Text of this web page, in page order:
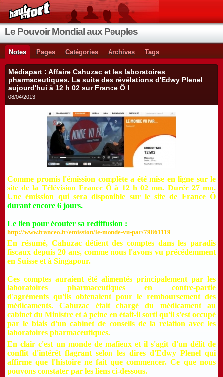
Le Pouvoir Mondial aux Peuples
Notes Pages Catégories Archives Tags
Médiapart : Affaire Cahuzac et les laboratoires
pharmaceutiques. La suite des révélations d'Edwy Plenel
aujourd'hui à 12 h 02 sur France Ô !
08/04/2013
Comme promis l'émission complète a été mise en ligne sur le
site de la Télévision France Ô à 12 h 02 mn. Durée 27 mn.
Une émission qui sera disponible sur le site de France Ô
durant encore 6 jours.
Le lien pour écouter sa rediffusion :
http://www.franceo.fr/emission/le-monde-vu-par/79861119
En résumé, Cahuzac détient des comptes dans les paradis
fiscaux depuis 20 ans, comme nous l'avons vu précédemment
en Suisse et à Singapour.
Ces comptes auraient été alimentés principalement par les
laboratoires pharmaceutiques en contre-partie
d'agréments qu'ils obtenaient pour le remboursement des
médicaments. Cahuzac était chargé du médicament au
cabinet du Ministre et à peine en était-il sorti qu'il s'est occupé
par le biais d'un cabinet de conseils de la relation avec les
laboratoires pharmaceutiques.
En clair c'est un monde de mafieux et il s'agit d'un délit de
conflit d'intérêt flagrant selon les dires d'Edwy Plenel qui
affirme que l'histoire ne fait que commencer. Ce que nous
pouvons constater par les liens ci-dessous.